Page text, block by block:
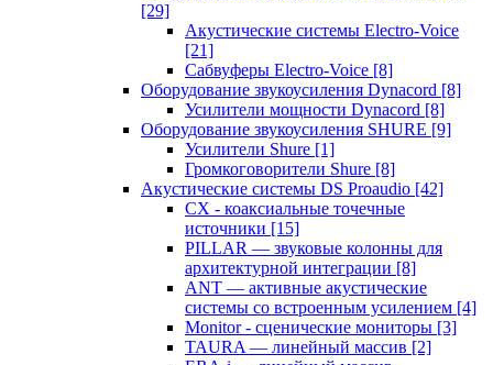
[29]
Акустические системы Electro-Voice
[21]
Сабвуферы Electro-Voice [8]
Оборудование звукоусиления Dynacord [8]
Усилители мощности Dynacord [8]
Оборудование звукоусиления SHURE [9]
Усилители Shure [1]
Громкоговорители Shure [8]
Акустические системы DS Proaudio [42]
CX - коаксиальные точечные
источники [15]
PILLAR — звуковые колонны для
архитектурной интеграции [8]
ANT — активные акустические
системы со встроенным усилением [4]
Monitor - сценические мониторы [3]
TAURA — линейный массив [2]